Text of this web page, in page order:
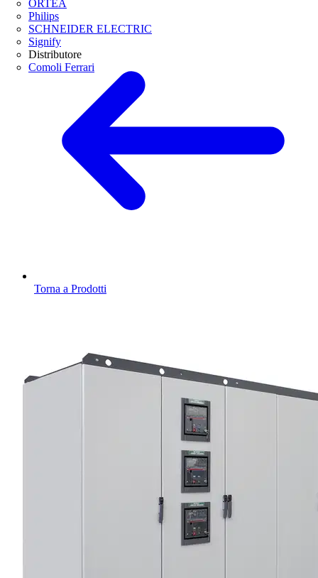
ORTEA
Philips
SCHNEIDER ELECTRIC
Signify
Distributore
Comoli Ferrari
Torna a Prodotti